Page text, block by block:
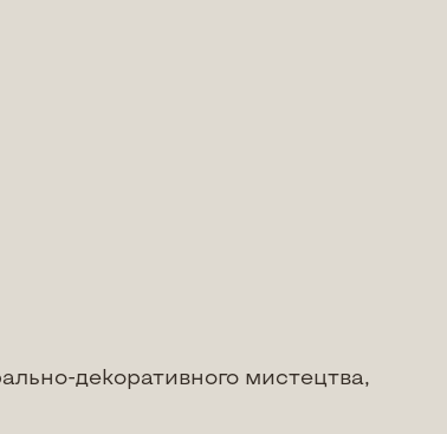
декоративного мистецтва,